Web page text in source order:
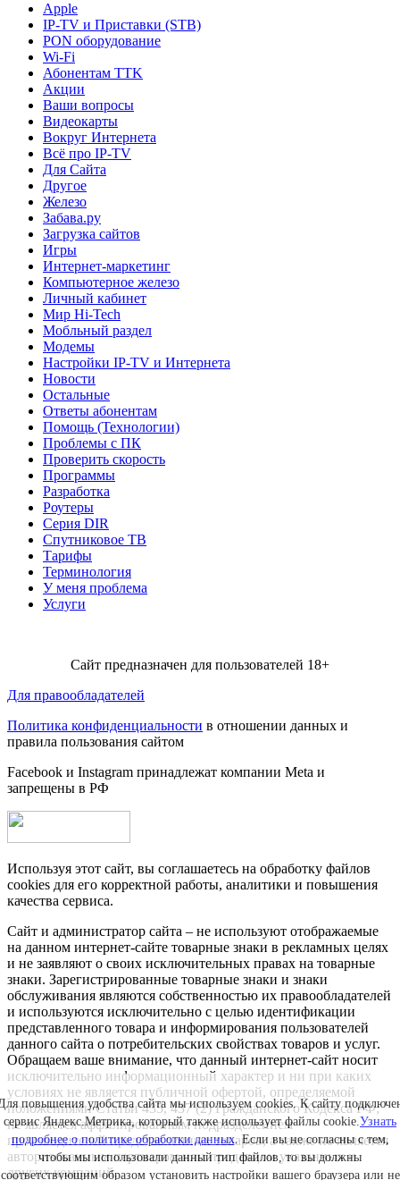
Apple
IP-TV и Приставки (STB)
PON оборудование
Wi-Fi
Абонентам TTK
Акции
Ваши вопросы
Видеокарты
Вокруг Интернета
Всё про IP-TV
Для Сайта
Другое
Железо
Забава.ру
Загрузка сайтов
Игры
Интернет-маркетинг
Компьютерное железо
Личный кабинет
Мир Hi-Tech
Мобльный раздел
Модемы
Настройки IP-TV и Интернета
Новости
Остальные
Ответы абонентам
Помощь (Технологии)
Проблемы с ПК
Проверить скорость
Программы
Разработка
Роутеры
Серия DIR
Спутниковое ТВ
Тарифы
Терминология
У меня проблема
Услуги
Сайт предназначен для пользователей 18+
Для правообладателей
Политика конфиденциальности в отношении данных и
правила пользования сайтом
Facebook и Instagram принадлежат компании Metа и
запрещены в РФ
Используя этот сайт, вы соглашаетесь на обработку файлов
cookies для его корректной работы, аналитики и повышения
качества сервиса.
Сайт и администратор сайта – не используют отображаемые
на данном интернет-сайте товарные знаки в рекламных целях
и не заявляют о своих исключительных правах на товарные
знаки. Зарегистрированные товарные знаки и знаки
обслуживания являются собственностью их правообладателей
и используются исключительно с целью идентификации
представленного товара и информирования пользователей
данного сайта о потребительских свойствах товаров и услуг.
Обращаем ваше внимание, что данный интернет-сайт носит
исключительно информационный характер и ни при каких
условиях не является публичной офертой, определяемой
положениями Статьи 435, 437 (2) Гражданского Кодекса РФ;
не является аффилированным подразделением
производителей представленных товаров, а также не является
авторизованным партнером или продавцом указанных и
других компаний.
повышения удобства сайта мы используем cookies. К сайту
сервис Яндекс.Метрика, который также использует файлы cookie.Узнать
подробнее о политике обработки данных. Если вы не согласны с тем,
чтобы мы использовали данный тип файлов, то вы должны
соответствующим образом установить настройки вашего браузера или не